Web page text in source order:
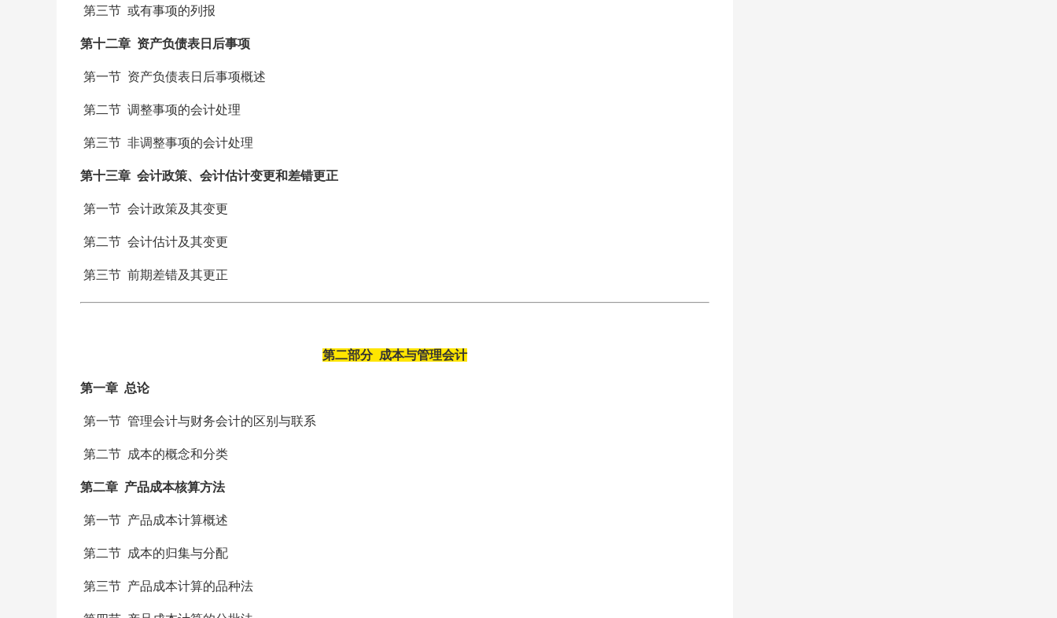
第三节 或有事项的列报
第十二章 资产负债表日后事项
第一节 资产负债表日后事项概述
第二节 调整事项的会计处理
第三节 非调整事项的会计处理
第十三章 会计政策、会计估计变更和差错更正
第一节 会计政策及其变更
第二节 会计估计及其变更
第三节 前期差错及其更正
第二部分 成本与管理会计
第一章 总论
第一节 管理会计与财务会计的区别与联系
第二节 成本的概念和分类
第二章 产品成本核算方法
第一节 产品成本计算概述
第二节 成本的归集与分配
第三节 产品成本计算的品种法